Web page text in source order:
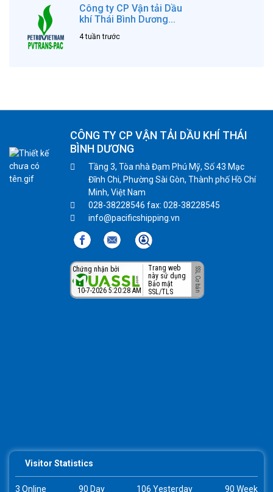
Công ty CP Vận tải Dầu
khí Thái Bình Dương...
4 tuần trước
CÔNG TY CP VẬN TẢI DẦU KHÍ THÁI
BÌNH DƯƠNG
Tầng 3, Tòa nhà Đạm Phú Mỹ, Số 43 Mạc
Đĩnh Chi, Phường Sài Gòn, Thành phố Hồ Chí
Minh, Việt Nam
028-38228546 fax: 028-38228545
info@pacificshipping.vn
Chứng nhận bởi
10-7-2026 5:20:28 AM
Trang web
này sử dụng
Bảo mật
SSL/TLS
Visitor Statistics
3 Online 90 Day 106 Yesterday 90 Week